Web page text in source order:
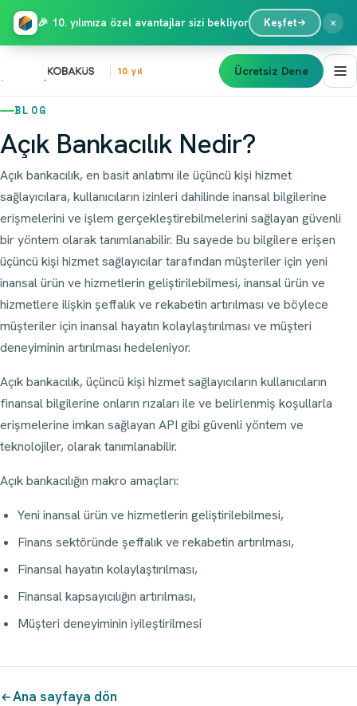
10. yıl Ücretsiz Dene
BLOG
Açık Bankacılık Nedir?
Açık bankacılık, en basit anlatımı ile üçüncü kişi hizmet
sağlayıcılara, kullanıcıların izinleri dahilinde inansal bilgilerine
erişmelerini ve işlem gerçekleştirebilmelerini sağlayan güvenli
bir yöntem olarak tanımlanabilir. Bu sayede bu bilgilere erişen
üçüncü kişi hizmet sağlayıcılar tarafından müşteriler için yeni
inansal ürün ve hizmetlerin geliştirilebilmesi, inansal ürün ve
hizmetlere ilişkin şeffalık ve rekabetin artırılması ve böylece
müşteriler için inansal hayatın kolaylaştırılması ve müşteri
deneyiminin artırılması hedeleniyor.
Açık bankacılık, üçüncü kişi hizmet sağlayıcıların kullanıcıların
finansal bilgilerine onların rızaları ile ve belirlenmiş koşullarla
erişmelerine imkan sağlayan API gibi güvenli yöntem ve
teknolojiler, olarak tanımlanabilir.
Açık bankacılığın makro amaçları:
Yeni inansal ürün ve hizmetlerin geliştirilebilmesi,
Finans sektöründe şeffalık ve rekabetin artırılması,
Finansal hayatın kolaylaştırılması,
Finansal kapsayıcılığın artırılması,
Müşteri deneyiminin iyileştirilmesi
Ana sayfaya dön
🎉 10. yılımıza özel avantajlar sizi bekliyor Keşfet ×